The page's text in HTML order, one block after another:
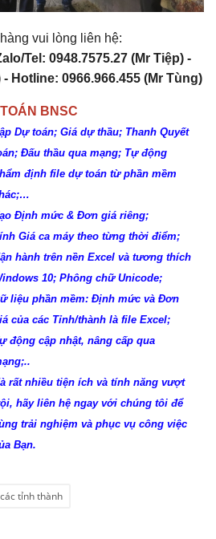
vui lòng liên hệ:
Tel: 0948.7575.27 (Mr Tiệp) -
- Hotline: 0966.966.455 (Mr Tùng)
BNSC
Dự toán; Giá dự thầu; Thanh Quyết
Đấu thầu qua mạng; Tự động
định file dự toán từ phần mềm
Định mức & Đơn giá riêng;
Giá ca máy theo từng thời điểm;
hành trên nền Excel và tương thích
10; Phông chữ Unicode;
liệu phần mềm: Định mức và Đơn
của các Tỉnh/thành là file Excel;
động cập nhật, nâng cấp qua
rất nhiều tiện ích và tính năng vượt
hãy liên hệ ngay với chúng tôi để
trải nghiệm và phục vụ công việc
Bạn.
tỉnh thành